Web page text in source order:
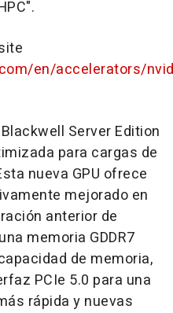
en/accelerators/
Server Edition
para cargas de
nueva GPU ofrece
mejorado en
anterior de
memoria GDDR7
de memoria,
PCIe 5.0 para una
rápida y nuevas